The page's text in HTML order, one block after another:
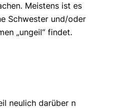
Meistens ist es
Schwester und/oder
„ungeil“ findet.
neulich darüber n